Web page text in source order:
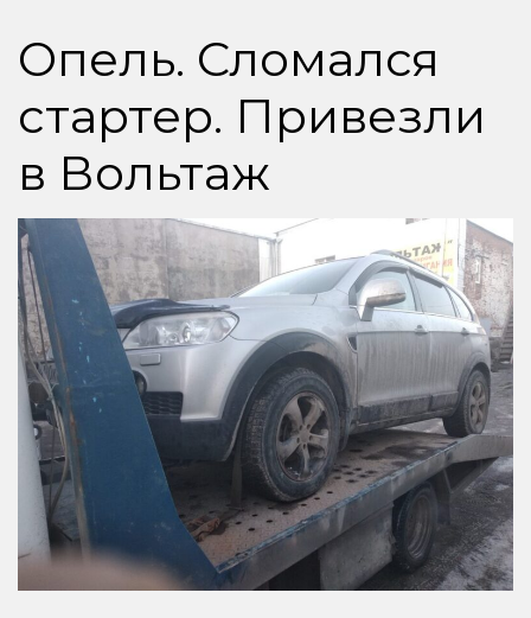
Опель. Сломался
стартер. Привезли
в Вольтаж